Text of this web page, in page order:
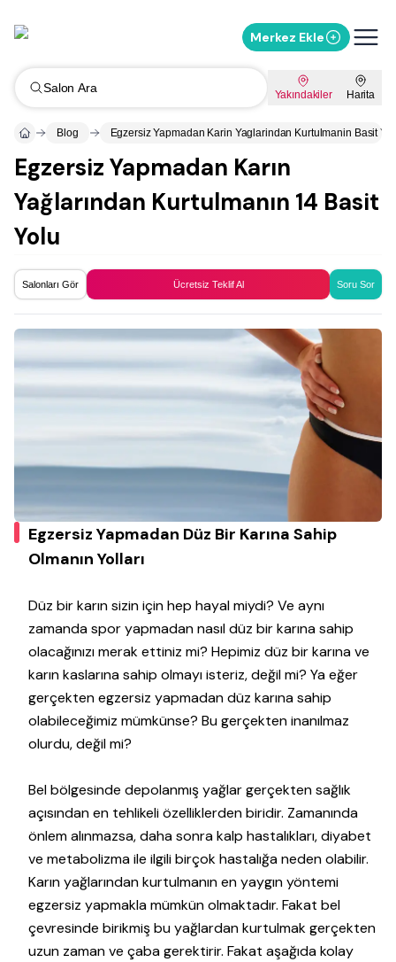
Merkez Ekle
Salon Ara Yakındakiler Harita
Blog Egzersiz Yapmadan Karin Yaglarindan Kurtulmanin Basit
Egzersiz Yapmadan Karın
Yağlarından Kurtulmanın 14 Basit
Yolu
Salonları Gör Ücretsiz Teklif Al Soru Sor
Egzersiz Yapmadan Düz Bir Karına Sahip
Olmanın Yolları
Düz bir karın sizin için hep hayal miydi? Ve aynı
zamanda spor yapmadan nasıl düz bir karına sahip
olacağınızı merak ettiniz mi? Hepimiz düz bir karına ve
karın kaslarına sahip olmayı isteriz, değil mi? Ya eğer
gerçekten egzersiz yapmadan düz karına sahip
olabileceğimiz mümkünse? Bu gerçekten inanılmaz
olurdu, değil mi?
Bel bölgesinde depolanmış yağlar gerçekten sağlık
açısından en tehlikeli özelliklerden biridir. Zamanında
önlem alınmazsa, daha sonra kalp hastalıkları, diyabet
ve metabolizma ile ilgili birçok hastalığa neden olabilir.
Karın yağlarından kurtulmanın en yaygın yöntemi
egzersiz yapmakla mümkün olmaktadır. Fakat bel
çevresinde birikmiş bu yağlardan kurtulmak gerçekten
uzun zaman ve çaba gerektirir. Fakat aşağıda kolay